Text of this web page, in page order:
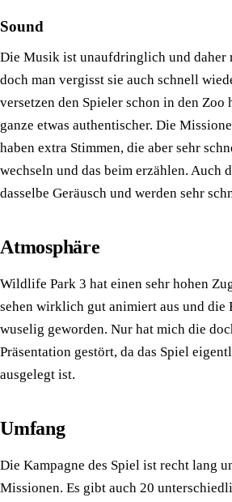
Sound
Die Musik ist unaufdringlich und daher
doch man vergisst sie auch schnell
versetzen den Spieler schon in den Zoo
ganze etwas authentischer. Die
haben extra Stimmen, die aber sehr
wechseln und das beim erzählen. Auch
dasselbe Geräusch und werden sehr
Atmosphäre
Wildlife Park 3 hat einen sehr hohen
sehen wirklich gut animiert aus und die
wuselig geworden. Nur hat mich die
Präsentation gestört, da das Spiel
ausgelegt ist.
Umfang
Die Kampagne des Spiel ist recht lang
Missionen. Es gibt auch 20